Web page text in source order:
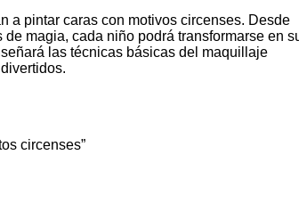
a pintar caras con motivos circenses. Desde
magia, cada niño podrá transformarse en
las técnicas básicas del maquillaje
circenses”